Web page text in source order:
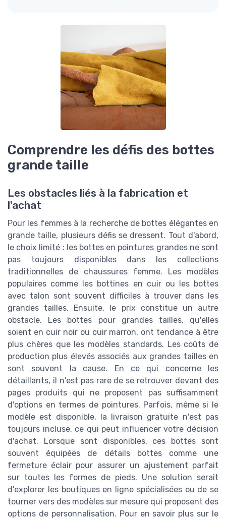
Comprendre les défis des bottes
grande taille
Les obstacles liés à la fabrication et
l'achat
Pour les femmes à la recherche de bottes élégantes en
grande taille, plusieurs défis se dressent. Tout d'abord,
le choix limité : les bottes en pointures grandes ne sont
pas toujours disponibles dans les collections
traditionnelles de chaussures femme. Les modèles
populaires comme les bottines en cuir ou les bottes
avec talon sont souvent difficiles à trouver dans les
grandes tailles. Ensuite, le prix constitue un autre
obstacle. Les bottes pour grandes tailles, qu'elles
soient en cuir noir ou cuir marron, ont tendance à être
plus chères que les modèles standards. Les coûts de
production plus élevés associés aux grandes tailles en
sont souvent la cause. En ce qui concerne les
détaillants, il n'est pas rare de se retrouver devant des
pages produits qui ne proposent pas suffisamment
d'options en termes de pointures. Parfois, même si le
modèle est disponible, la livraison gratuite n'est pas
toujours incluse, ce qui peut influencer votre décision
d'achat. Lorsque sont disponibles, ces bottes sont
souvent équipées de détails bottes comme une
fermeture éclair pour assurer un ajustement parfait
sur toutes les formes de pieds. Une solution serait
d'explorer les boutiques en ligne spécialisées ou de se
tourner vers des modèles sur mesure qui proposent des
options de personnalisation. Pour en savoir plus sur le